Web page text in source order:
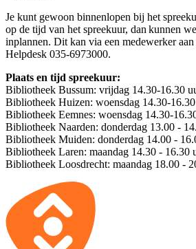
Je kunt gewoon binnenlopen bij het
op de tijd van het spreekuur, dan kunnen
inplannen. Dit kan via een medewerker
Helpdesk 035-6973000.
Plaats en tijd spreekuur:
Bibliotheek Bussum: vrijdag 14.30-16.30
Bibliotheek Huizen: woensdag 14.30-
Bibliotheek Eemnes: woensdag 14.30-
Bibliotheek Naarden: donderdag 13.00 -
Bibliotheek Muiden: donderdag 14.00 -
Bibliotheek Laren: maandag 14.30 - 16.30
Bibliotheek Loosdrecht: maandag 18.00 -